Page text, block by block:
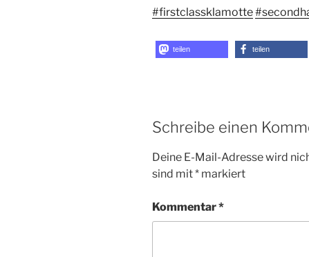
#firstclassklamotte
teilen teilen
Schreibe einen
Deine E-Mail-Adresse wird
sind mit* markiert
Kommentar*